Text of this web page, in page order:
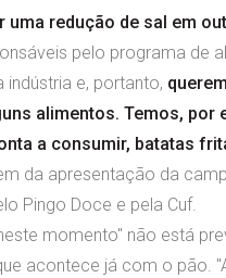
uma redução de sal em
pelo programa de
e, portanto,
alimentos. Temos, por
a consumir, batatas
da apresentação da
Pingo Doce e pela Cuf.
momento" não está
acontece já com o pão.